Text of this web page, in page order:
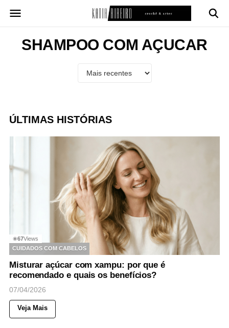
para
conteúdoSHAMPOO COM AÇUCAR
ÚLTIMAS HISTÓRIAS
◉67Views
CUIDADOS COM CABELOS
Misturar açúcar com xampu: por que é
recomendado e quais os benefícios?
07/04/2026
Veja Mais